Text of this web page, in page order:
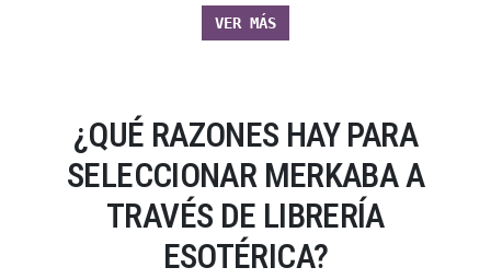
VER MÁS
¿QUÉ RAZONES HAY PARA
SELECCIONAR MERKABA A
TRAVÉS DE LIBRERÍA
ESOTÉRICA?